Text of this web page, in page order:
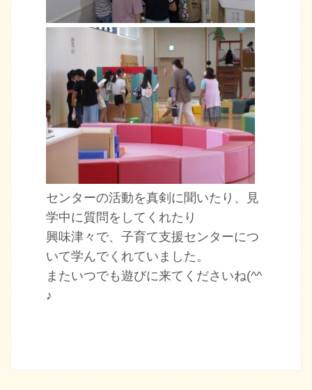
センターの活動を真剣に聞いたり、見
学中に質問をしてくれたり
興味津々で、子育て支援センターにつ
いて学んでくれていました。
またいつでも遊びに来てくださいね(^^
♪